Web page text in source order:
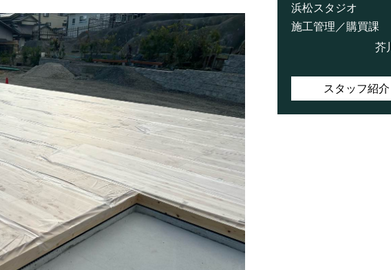
浜松スタジオ
施工管理／購買課
芥
スタッフ紹介